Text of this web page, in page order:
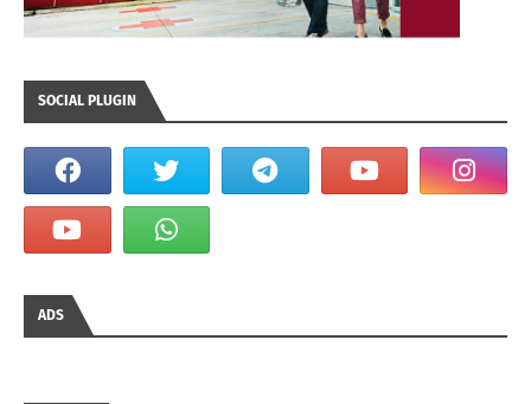
SOCIAL PLUGIN
ADS